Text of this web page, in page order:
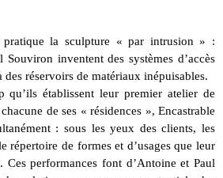
pratique la sculpture « par intrusion » :
inventent des systèmes d’accès
des réservoirs de matériaux inépuisables.
qu’ils établissent leur premier atelier de
de ses « résidences », Encastrable
: sous les yeux des clients, les
répertoire de formes et d’usages que leur
Ces performances font d’Antoine et Paul